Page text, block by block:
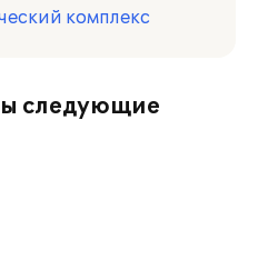
комплекс
следующие